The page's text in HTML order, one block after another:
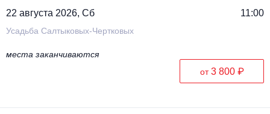
22 августа 2026, Сб 11:00
Усадьба Салтыковых-Чертковых
места заканчиваются
от3 800 ₽